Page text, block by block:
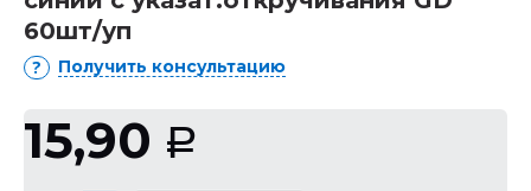
60шт/уп
Получить консультацию
15,90 Р